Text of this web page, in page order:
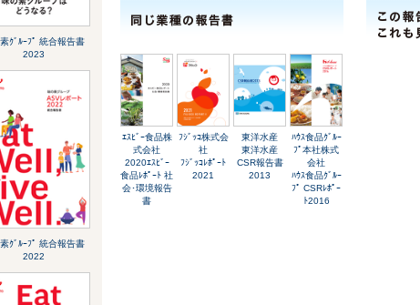
ｸﾞﾙｰﾌﾟ 統合報告書
2023
ｸﾞﾙｰﾌﾟ 統合報告書
2022
ｴｽﾋﾞｰ食品株
式会社
2020ｴｽﾋﾞｰ
食品ﾚﾎﾟｰﾄ 社
会･環境報告
書
ﾌｼﾞｯｺ株式会
社
ﾌｼﾞｯｺﾚﾎﾟｰﾄ
2021
東洋水産
東洋水産
CSR報告書
2013
ﾊｳｽ食品ｸﾞﾙｰ
ﾌﾟ本社株式
会社
ﾊｳｽ食品ｸﾞﾙｰ
ﾌﾟ CSRﾚﾎﾟｰ
ﾄ2016